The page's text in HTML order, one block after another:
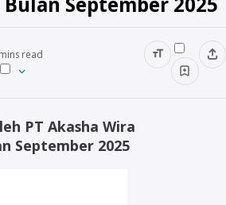
read
PT Akasha Wira
September 2025